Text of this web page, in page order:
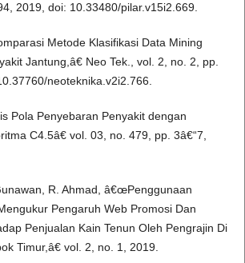
2019, doi: 10.33480/pilar.v15i2.669.
Metode Klasifikasi Data Mining
Jantung,â€ Neo Tek., vol. 2, no. 2, pp.
neoteknika.v2i2.766.
Pola Penyebaran Penyakit dengan
C4.5â€ vol. 03, no. 479, pp. 3â€“7,
R. Ahmad, â€œPenggunaan
Pengaruh Web Promosi Dan
Penjualan Kain Tenun Oleh Pengrajin Di
Timur,â€ vol. 2, no. 1, 2019.